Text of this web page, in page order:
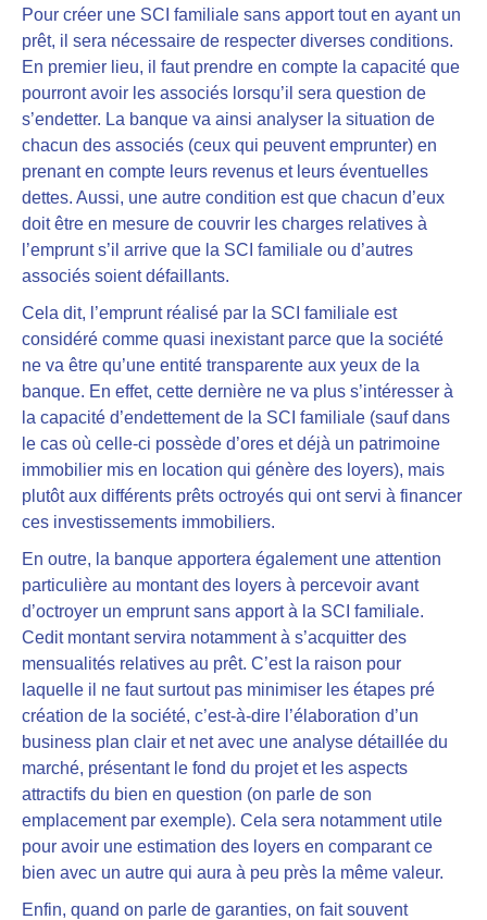
Pour créer une SCI familiale sans apport tout en ayant un
prêt, il sera nécessaire de respecter diverses conditions.
En premier lieu, il faut prendre en compte la capacité que
pourront avoir les associés lorsqu’il sera question de
s’endetter. La banque va ainsi analyser la situation de
chacun des associés (ceux qui peuvent emprunter) en
prenant en compte leurs revenus et leurs éventuelles
dettes. Aussi, une autre condition est que chacun d’eux
doit être en mesure de couvrir les charges relatives à
l’emprunt s’il arrive que la SCI familiale ou d’autres
associés soient défaillants.
Cela dit, l’emprunt réalisé par la SCI familiale est
considéré comme quasi inexistant parce que la société
ne va être qu’une entité transparente aux yeux de la
banque. En effet, cette dernière ne va plus s’intéresser à
la capacité d’endettement de la SCI familiale (sauf dans
le cas où celle-ci possède d’ores et déjà un patrimoine
immobilier mis en location qui génère des loyers), mais
plutôt aux différents prêts octroyés qui ont servi à financer
ces investissements immobiliers.
En outre, la banque apportera également une attention
particulière au montant des loyers à percevoir avant
d’octroyer un emprunt sans apport à la SCI familiale.
Cedit montant servira notamment à s’acquitter des
mensualités relatives au prêt. C’est la raison pour
laquelle il ne faut surtout pas minimiser les étapes pré
création de la société, c’est-à-dire l’élaboration d’un
business plan clair et net avec une analyse détaillée du
marché, présentant le fond du projet et les aspects
attractifs du bien en question (on parle de son
emplacement par exemple). Cela sera notamment utile
pour avoir une estimation des loyers en comparant ce
bien avec un autre qui aura à peu près la même valeur.
Enfin, quand on parle de garanties, on fait souvent